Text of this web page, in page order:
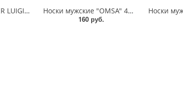
Носки мужские PIER LUIGI NEW MK-7499/414260
Носки мужские "OMSA" 402 ECO
160 руб.